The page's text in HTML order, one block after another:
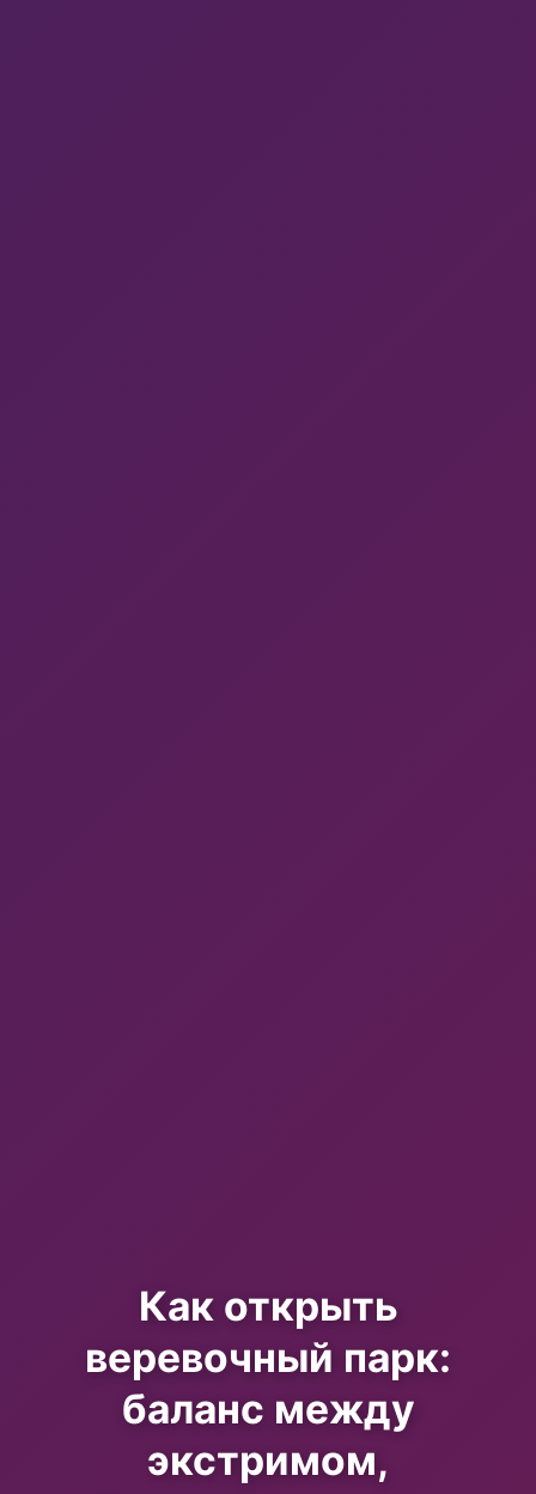
Как открыть
веревочный парк:
баланс между
экстримом,